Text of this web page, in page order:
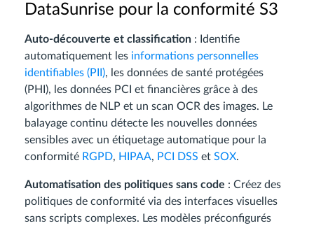
DataSunrise pour la conformité S3
Auto-découverte et classification : Identifie
automatiquement les informations personnelles
identifiables (PII), les données de santé protégées
(PHI), les données PCI et financières grâce à des
algorithmes de NLP et un scan OCR des images. Le
balayage continu détecte les nouvelles données
sensibles avec un étiquetage automatique pour la
conformité RGPD, HIPAA, PCI DSS et SOX.
Automatisation des politiques sans code : Créez des
politiques de conformité via des interfaces visuelles
sans scripts complexes. Les modèles préconfigurés